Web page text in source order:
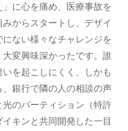
に心を痛め、医療事故を
からスタートし、デザイ
ない様々なチャレンジを
変興味深かったです。誰
を起こしにくく、しかも
銀行で隣の人の相談の声
のパーティション（特許
キンと共同開発した一目